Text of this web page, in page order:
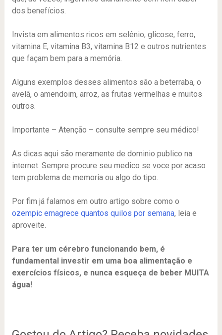
dos benefícios.
Invista em alimentos ricos em selênio, glicose, ferro,
vitamina E, vitamina B3, vitamina B12 e outros nutrientes
que façam bem para a memória.
Alguns exemplos desses alimentos são a beterraba, o
avelã, o amendoim, arroz, as frutas vermelhas e muitos
outros.
Importante – Atenção – consulte sempre seu médico!
As dicas aqui são meramente de dominio publico na
internet. Sempre procure seu medico se voce por acaso
tem problema de memoria ou algo do tipo.
Por fim já falamos em outro artigo sobre como o
ozempic emagrece quantos quilos por semana, leia e
aproveite.
Para ter um cérebro funcionando bem, é
fundamental investir em uma boa alimentação e
exercícios físicos, e nunca esqueça de beber MUITA
água!